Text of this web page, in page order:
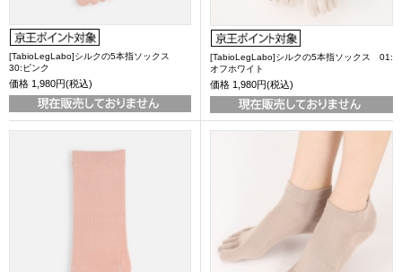
[TabioLegLabo]シルクの5本指ソックス
30:ピンク
価格 1,980円(税込)
[TabioLegLabo]シルクの5本指ソックス 01:
オフホワイト
価格 1,980円(税込)